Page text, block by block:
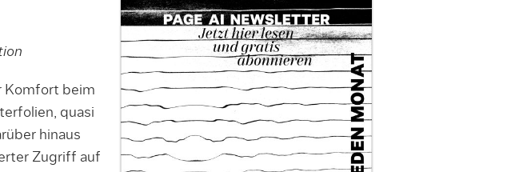
Komfort beim
quasi
hinaus
Zugriff auf